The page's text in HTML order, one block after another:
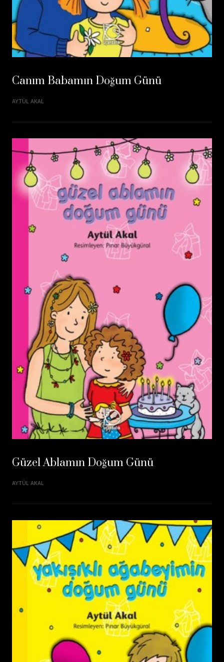
Canım Babamın Doğum Günü
AYTÜL AKAL
Güzel Ablamın Doğum Günü
AYTÜL AKAL